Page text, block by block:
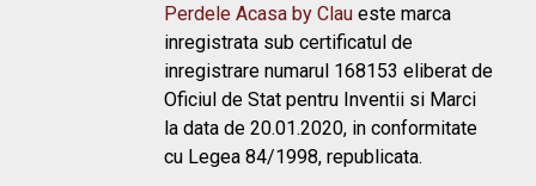
Perdele Acasa by Clau este marca
inregistrata sub certificatul de
inregistrare numarul 168153 eliberat de
Oficiul de Stat pentru Inventii si Marci
la data de 20.01.2020, in conformitate
cu Legea 84/1998, republicata.